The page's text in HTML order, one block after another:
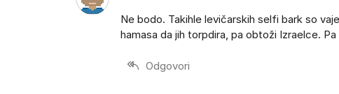
Ne bodo. Takihle levičarskih selfi bark so
hamasa da jih torpdira, pa obtoži Izraelce.
Odgovori